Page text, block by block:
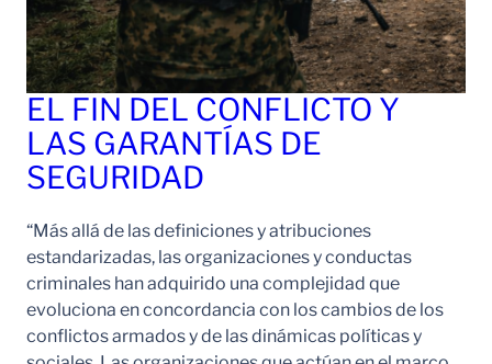
EL FIN DEL CONFLICTO Y
LAS GARANTÍAS DE
SEGURIDAD
“Más allá de las definiciones y atribuciones
estandarizadas, las organizaciones y conductas
criminales han adquirido una complejidad que
evoluciona en concordancia con los cambios de los
conflictos armados y de las dinámicas políticas y